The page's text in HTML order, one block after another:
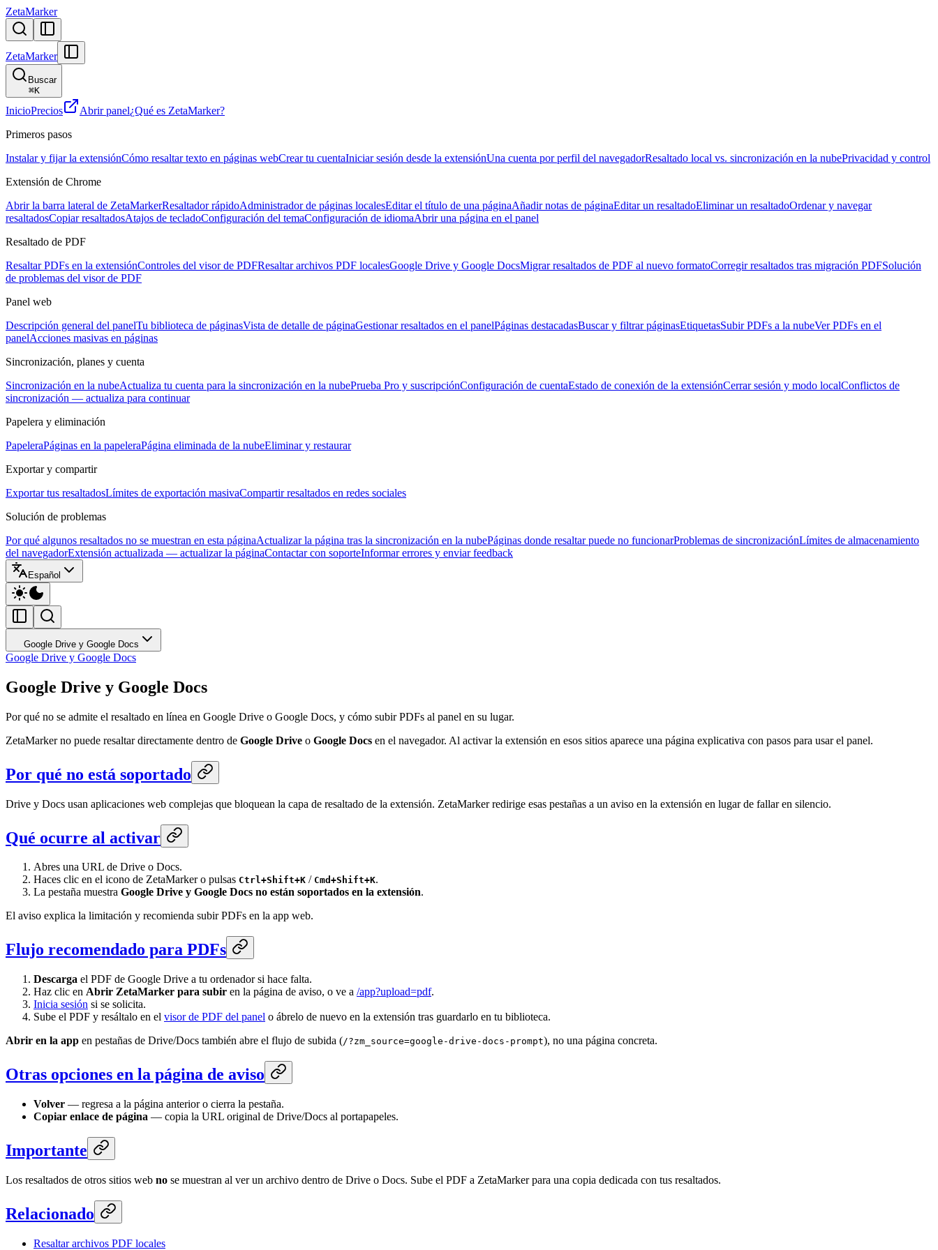
ZetaMarker
ZetaMarker
Buscar
⌘K
InicioPrecios Abrir panel¿Qué es ZetaMarker?
Primeros pasos
Instalar y fijar la extensiónCómo resaltar texto en páginas webCrear tu cuentaIniciar sesión desde la extensiónUna cuenta por perfil del navegadorResaltado local vs. sincronización en la nubePrivacidad y control
Extensión de Chrome
Abrir la barra lateral de ZetaMarkerResaltador rápidoAdministrador de páginas localesEditar el título de una páginaAñadir notas de páginaEditar un resaltadoEliminar un resaltadoOrdenar y navegar
resaltadosCopiar resaltadosAtajos de tecladoConfiguración del temaConfiguración de idiomaAbrir una página en el panel
Resaltado de PDF
Resaltar PDFs en la extensiónControles del visor de PDFResaltar archivos PDF localesGoogle Drive y Google DocsMigrar resaltados de PDF al nuevo formatoCorregir resaltados tras migración PDFSolución
de problemas del visor de PDF
Panel web
Descripción general del panelTu biblioteca de páginasVista de detalle de páginaGestionar resaltados en el panelPáginas destacadasBuscar y filtrar páginasEtiquetasSubir PDFs a la nubeVer PDFs en el
panelAcciones masivas en páginas
Sincronización, planes y cuenta
Sincronización en la nubeActualiza tu cuenta para la sincronización en la nubePrueba Pro y suscripciónConfiguración de cuentaEstado de conexión de la extensiónCerrar sesión y modo localConflictos de
sincronización — actualiza para continuar
Papelera y eliminación
PapeleraPáginas en la papeleraPágina eliminada de la nubeEliminar y restaurar
Exportar y compartir
Exportar tus resaltadosLímites de exportación masivaCompartir resaltados en redes sociales
Solución de problemas
Por qué algunos resaltados no se muestran en esta páginaActualizar la página tras la sincronización en la nubePáginas donde resaltar puede no funcionarProblemas de sincronizaciónLímites de almacenamiento
del navegadorExtensión actualizada — actualizar la páginaContactar con soporteInformar errores y enviar feedback
Español
Google Drive y Google Docs
Google Drive y Google Docs
Google Drive y Google Docs
Por qué no se admite el resaltado en línea en Google Drive o Google Docs, y cómo subir PDFs al panel en su lugar.
ZetaMarker no puede resaltar directamente dentro de Google Drive o Google Docs en el navegador. Al activar la extensión en esos sitios aparece una página explicativa con pasos para usar el panel.
Por qué no está soportado
Drive y Docs usan aplicaciones web complejas que bloquean la capa de resaltado de la extensión. ZetaMarker redirige esas pestañas a un aviso en la extensión en lugar de fallar en silencio.
Qué ocurre al activar
Abres una URL de Drive o Docs.
Haces clic en el icono de ZetaMarker o pulsas Ctrl+Shift+K / Cmd+Shift+K.
La pestaña muestra Google Drive y Google Docs no están soportados en la extensión.
El aviso explica la limitación y recomienda subir PDFs en la app web.
Flujo recomendado para PDFs
Descarga el PDF de Google Drive a tu ordenador si hace falta.
Haz clic en Abrir ZetaMarker para subir en la página de aviso, o ve a /app?upload=pdf.
Inicia sesión si se solicita.
Sube el PDF y resáltalo en el visor de PDF del panel o ábrelo de nuevo en la extensión tras guardarlo en tu biblioteca.
Abrir en la app en pestañas de Drive/Docs también abre el flujo de subida (/?zm_source=google-drive-docs-prompt), no una página concreta.
Otras opciones en la página de aviso
Volver — regresa a la página anterior o cierra la pestaña.
Copiar enlace de página — copia la URL original de Drive/Docs al portapapeles.
Importante
Los resaltados de otros sitios web no se muestran al ver un archivo dentro de Drive o Docs. Sube el PDF a ZetaMarker para una copia dedicada con tus resaltados.
Relacionado
Resaltar archivos PDF locales